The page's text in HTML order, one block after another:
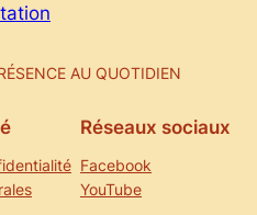
AU QUOTIDIEN
Réseaux sociaux
Facebook
YouTube